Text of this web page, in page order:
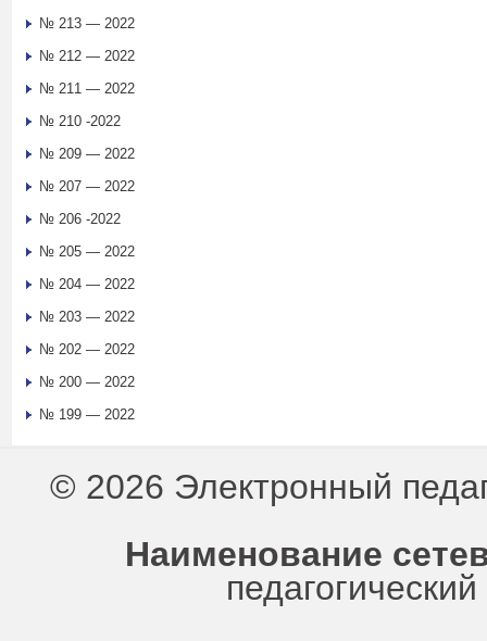
№ 213 — 2022
№ 212 — 2022
№ 211 — 2022
№ 210 -2022
№ 209 — 2022
№ 207 — 2022
№ 206 -2022
№ 205 — 2022
№ 204 — 2022
№ 203 — 2022
№ 202 — 2022
№ 200 — 2022
№ 199 — 2022
© 2026 Электронный
Наименование